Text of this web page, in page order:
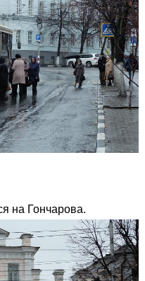
на Гончарова.